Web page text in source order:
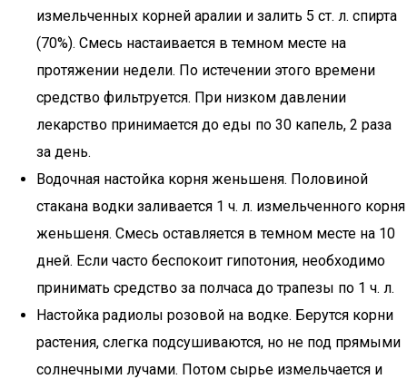
измельченных корней аралии и залить 5 ст. л. спирта
(70%). Смесь настаивается в темном месте на
протяжении недели. По истечении этого времени
средство фильтруется. При низком давлении
лекарство принимается до еды по 30 капель, 2 раза
за день.
Водочная настойка корня женьшеня. Половиной
стакана водки заливается 1 ч. л. измельченного корня
женьшеня. Смесь оставляется в темном месте на 10
дней. Если часто беспокоит гипотония, необходимо
принимать средство за полчаса до трапезы по 1 ч. л.
Настойка радиолы розовой на водке. Берутся корни
растения, слегка подсушиваются, но не под прямыми
солнечными лучами. Потом сырье измельчается и